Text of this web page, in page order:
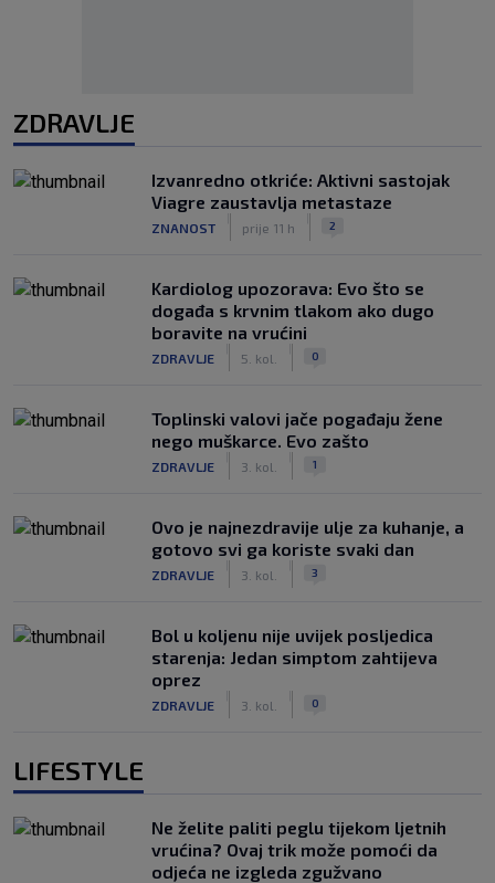
ZDRAVLJE
Izvanredno otkriće: Aktivni sastojak
Viagre zaustavlja metastaze
ZNANOST prije 11 h 2
Kardiolog upozorava: Evo što se
događa s krvnim tlakom ako dugo
boravite na vrućini
ZDRAVLJE 5. kol. 0
Toplinski valovi jače pogađaju žene
nego muškarce. Evo zašto
ZDRAVLJE 3. kol. 1
Ovo je najnezdravije ulje za kuhanje, a
gotovo svi ga koriste svaki dan
ZDRAVLJE 3. kol. 3
Bol u koljenu nije uvijek posljedica
starenja: Jedan simptom zahtijeva
oprez
ZDRAVLJE 3. kol. 0
LIFESTYLE
Ne želite paliti peglu tijekom ljetnih
vrućina? Ovaj trik može pomoći da
odjeća ne izgleda zgužvano